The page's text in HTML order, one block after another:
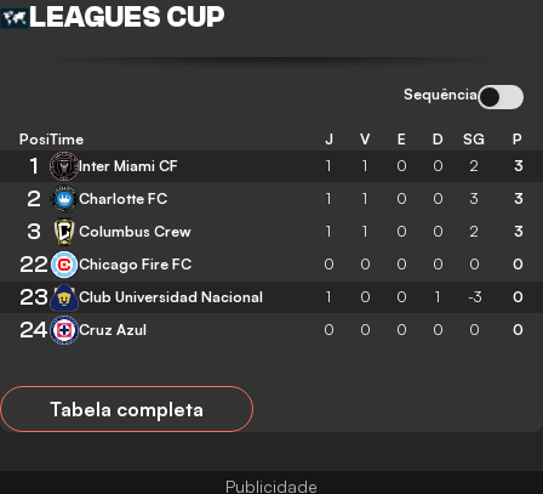
LEAGUES CUP
Sequência
Posição
Time J V E D SG P
1 Inter Miami CF 1 1 0 0 2 3
2 Charlotte FC 1 1 0 0 3 3
3 Columbus Crew 1 1 0 0 2 3
22 Chicago Fire FC 0 0 0 0 0 0
23 Club Universidad Nacional 1 0 0 1 -3 0
24 Cruz Azul 0 0 0 0 0 0
Tabela completa